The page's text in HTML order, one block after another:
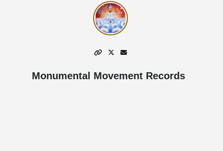
Monumental Movement Records